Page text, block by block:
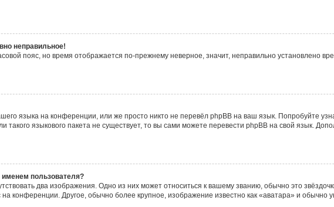
неправильное!
пояс, но время отображается по-прежнему неверное, значит, неправильно установлено
языка на конференции, или же просто никто не перевёл phpBB на ваш язык. Попробуйте
такого языкового пакета не существует, то вы сами можете перевести phpBB на свой язык.
пользователя?
два изображения. Одно из них может относиться к вашему званию, обычно это
конференции. Другое, обычно более крупное, изображение известно как «аватара» и обычно